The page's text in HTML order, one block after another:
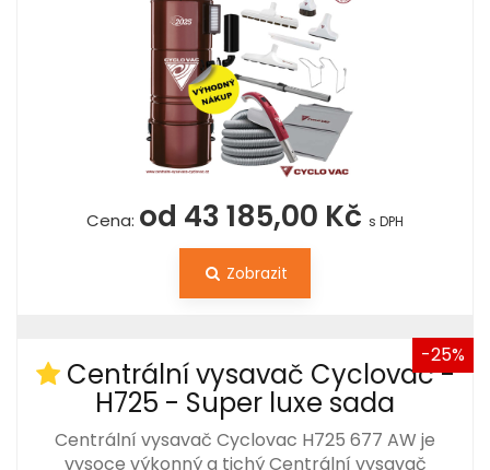
Cena: od 43 185,00 Kč s DPH
Zobrazit
-25%
Centrální vysavač Cyclovac -
H725 - Super luxe sada
Centrální vysavač Cyclovac H725 677 AW je
vysoce výkonný a tichý Centrální vysavač